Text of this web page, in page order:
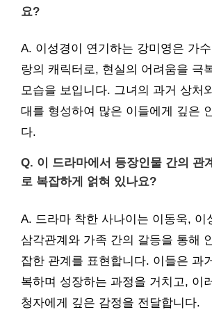
요?
A. 이성경이 연기하는 강미영은 가
랑의 캐릭터로, 현실의 어려움을 극
모습을 보입니다. 그녀의 과거 상처
대를 형성하여 많은 이들에게 깊은
다.
Q. 이 드라마에서 등장인물 간의 관
로 복잡하게 얽혀 있나요?
A. 드라마 착한 사나이는 이동욱, 이
삼각관계와 가족 간의 갈등을 통해
잡한 관계를 표현합니다. 이들은 과
복하며 성장하는 과정을 거치고, 이
청자에게 깊은 감정을 전달합니다.